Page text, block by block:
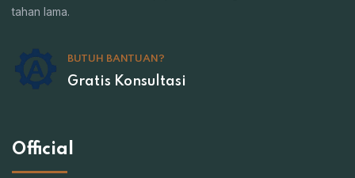
tahan lama.
BUTUH BANTUAN?
Gratis Konsultasi
Official